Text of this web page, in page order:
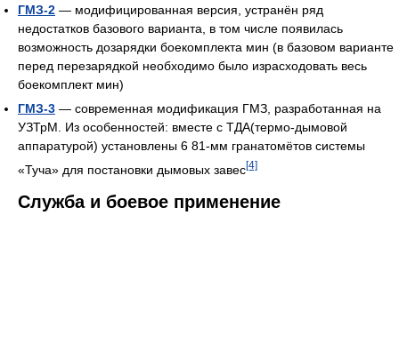
ГМЗ-2 — модифицированная версия, устранён ряд
недостатков базового варианта, в том числе появилась
возможность дозарядки боекомплекта мин (в базовом варианте
перед перезарядкой необходимо было израсходовать весь
боекомплект мин)
ГМЗ-3 — современная модификация ГМЗ, разработанная на
УЗТрМ. Из особенностей: вместе с ТДА(термо-дымовой
аппаратурой) установлены 6 81-мм гранатомётов системы
«Туча» для постановки дымовых завес[4]
Служба и боевое применение